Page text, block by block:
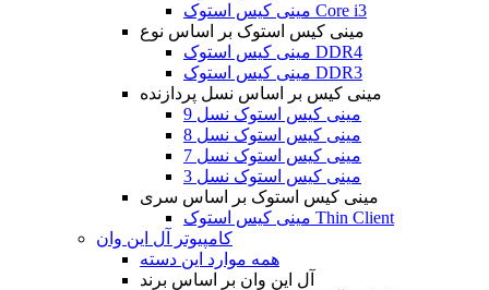
مینی کیس استوک Core i3
مینی کیس استوک بر اساس نوع
مینی کیس استوک DDR4
مینی کیس استوک DDR3
مینی کیس بر اساس نسل پردازنده
مینی کیس استوک نسل 9
مینی کیس استوک نسل 8
مینی کیس استوک نسل 7
مینی کیس استوک نسل 3
مینی کیس استوک بر اساس سری
مینی کیس استوک Thin Client
کامپیوتر آل این وان
همه موارد این دسته
آل این وان بر اساس برند